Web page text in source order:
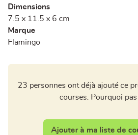
Dimensions
7.5 x 11.5 x 6 cm
Marque
Flamingo
23 personnes ont déjà ajouté ce
courses. Pourquoi pas
Ajouter à ma liste de